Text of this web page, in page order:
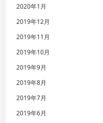
2020年1月
2019年12月
2019年11月
2019年10月
2019年9月
2019年8月
2019年7月
2019年6月